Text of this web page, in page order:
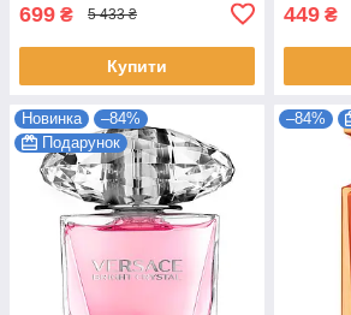
699 ₴ 5 433 ₴
Купити
449 ₴
Новинка
–84%
Подарунок
–84%